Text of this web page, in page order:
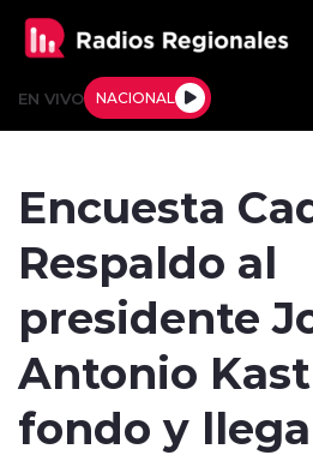
EN VIVO NACIONAL
Tendencias
Deportes
Internacional
Encuesta
Respaldo al
presidente
Antonio
fondo y llega